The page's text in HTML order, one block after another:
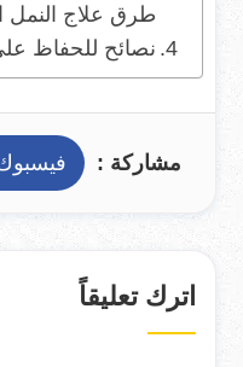
طرق علاج النمل
نصائح للحفاظ
مشاركة :
اترك تعليقاً